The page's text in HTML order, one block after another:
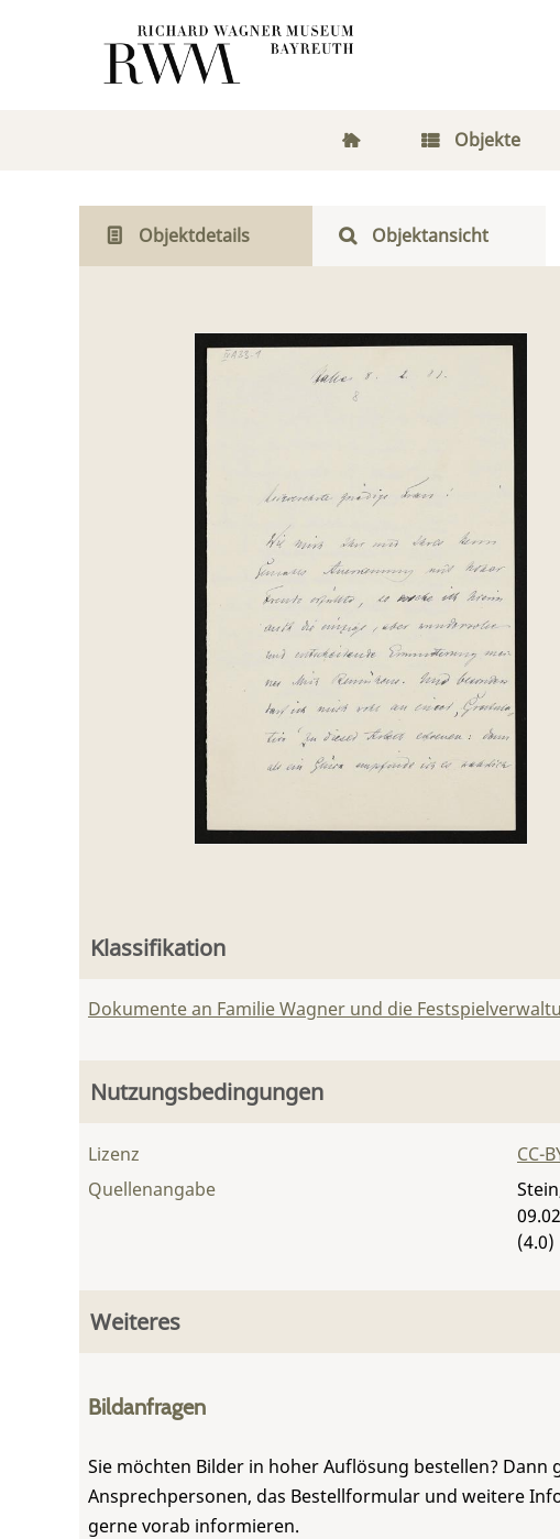
Objekte
Objektdetails Objektansicht
Klassifikation
Dokumente an Familie Wagner und die
Nutzungsbedingungen
Lizenz
CC-
Quellenangabe
(4.0)
Weiteres
Bildanfragen
Sie möchten Bilder in hoher Auflösung bestellen? Dann
Ansprechpersonen, das Bestellformular und weitere
gerne vorab informieren.